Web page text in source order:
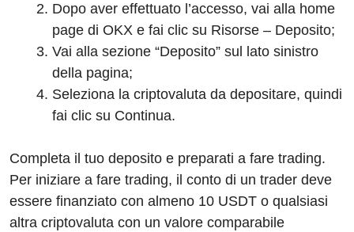
Dopo aver effettuato l’accesso, vai alla home
page di OKX e fai clic su Risorse – Deposito;
Vai alla sezione “Deposito” sul lato sinistro
della pagina;
Seleziona la criptovaluta da depositare, quindi
fai clic su Continua.
Completa il tuo deposito e preparati a fare trading.
Per iniziare a fare trading, il conto di un trader deve
essere finanziato con almeno 10 USDT o qualsiasi
altra criptovaluta con un valore comparabile